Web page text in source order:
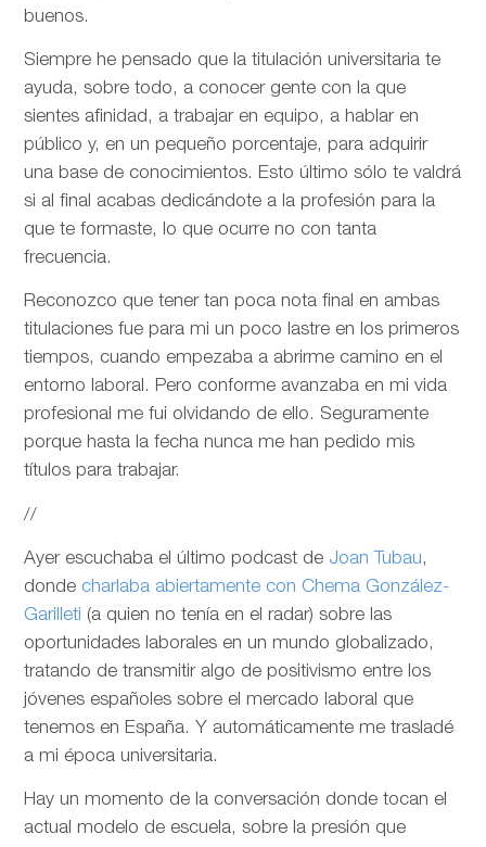
buenos.
Siempre he pensado que la titulación universitaria te
ayuda, sobre todo, a conocer gente con la que
sientes afinidad, a trabajar en equipo, a hablar en
público y, en un pequeño porcentaje, para adquirir
una base de conocimientos. Esto último sólo te valdrá
si al final acabas dedicándote a la profesión para la
que te formaste, lo que ocurre no con tanta
frecuencia.
Reconozco que tener tan poca nota final en ambas
titulaciones fue para mi un poco lastre en los primeros
tiempos, cuando empezaba a abrirme camino en el
entorno laboral. Pero conforme avanzaba en mi vida
profesional me fui olvidando de ello. Seguramente
porque hasta la fecha nunca me han pedido mis
títulos para trabajar.
//
Ayer escuchaba el último podcast de Joan Tubau,
donde charlaba abiertamente con Chema González-
Garilleti (a quien no tenía en el radar) sobre las
oportunidades laborales en un mundo globalizado,
tratando de transmitir algo de positivismo entre los
jóvenes españoles sobre el mercado laboral que
tenemos en España. Y automáticamente me trasladé
a mi época universitaria.
Hay un momento de la conversación donde tocan el
actual modelo de escuela, sobre la presión que